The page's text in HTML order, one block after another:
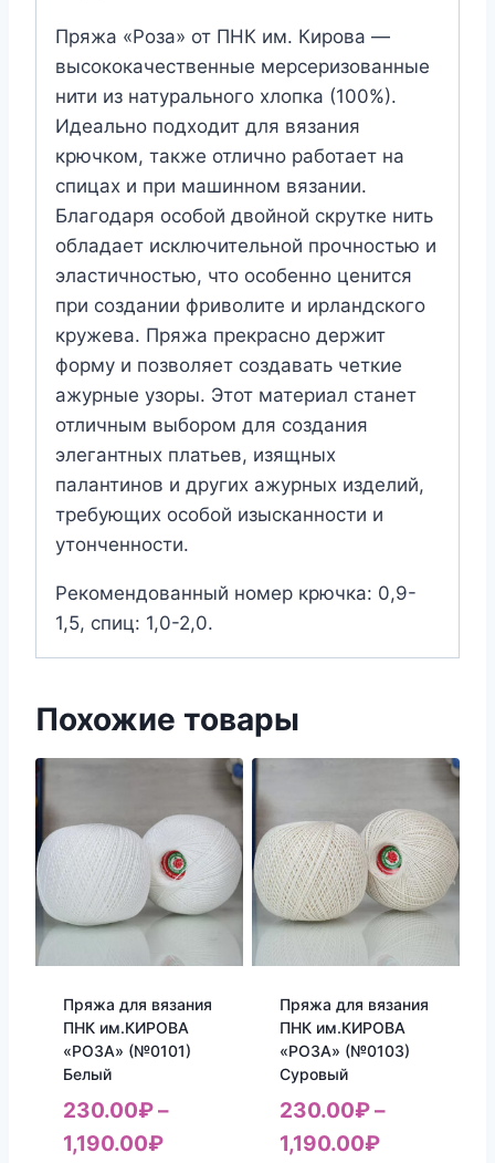
Пряжа «Роза» от ПНК им. Кирова —
высококачественные мерсеризованные
нити из натурального хлопка (100%).
Идеально подходит для вязания
крючком, также отлично работает на
спицах и при машинном вязании.
Благодаря особой двойной скрутке нить
обладает исключительной прочностью и
эластичностью, что особенно ценится
при создании фриволите и ирландского
кружева. Пряжа прекрасно держит
форму и позволяет создавать четкие
ажурные узоры. Этот материал станет
отличным выбором для создания
элегантных платьев, изящных
палантинов и других ажурных изделий,
требующих особой изысканности и
утонченности.
Рекомендованный номер крючка: 0,9-
1,5, спиц: 1,0-2,0.
Похожие товары
Пряжа для вязания
ПНК им.КИРОВА
«РОЗА» (№0101)
Белый
230.00₽–
1,190.00₽
Пряжа для вязания
ПНК им.КИРОВА
«РОЗА» (№0103)
Суровый
230.00₽–
1,190.00₽